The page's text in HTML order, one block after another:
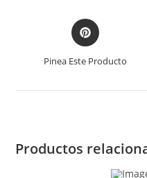
Pinea Este Producto
Productos